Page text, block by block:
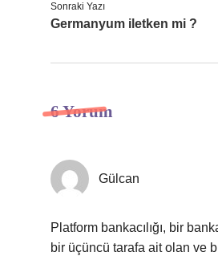
Sonraki Yazı
Germanyum iletken mi ?
6 Yorum
Gülcan
Platform bankacılığı, bir
bir üçüncü tarafa ait olan ve